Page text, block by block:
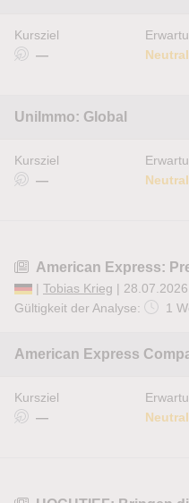
Kursziel
—
Neutral
UniImmo: Global
Kursziel
—
Neutral
American Express:
| Tobias Krieg | 28.07.2026
Gültigkeit der Analyse:
1
American Express
Kursziel
—
Neutral